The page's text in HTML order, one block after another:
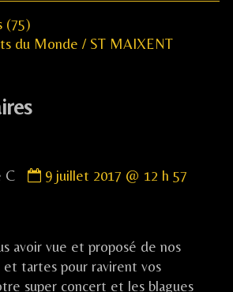
(75)
du Monde / ST MAIXENT
C
by
published
9 juillet 2017 @ 12 h 57
avoir vue et proposé de nos
et tartes pour ravirent vos
super concert et les blagues